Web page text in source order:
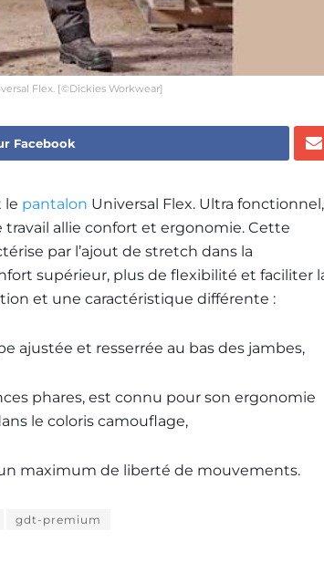
Flex. [©Dickies Workwear]
Facebook
le pantalon Universal Flex. Ultra fonctionnel,
allie confort et ergonomie. Cette
par l’ajout de stretch dans la
supérieur, plus de flexibilité et faciliter
et une caractéristique différente :
ajustée et resserrée au bas des jambes,
phares, est connu pour son ergonomie
le coloris camouflage,
maximum de liberté de mouvements.
gdt-premium